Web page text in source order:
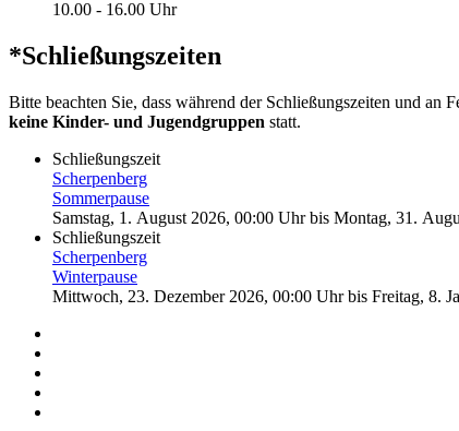
10.00 - 16.00 Uhr
*Schließungszeiten
Bitte beachten Sie, dass während der Schließungszeiten und an
keine Kinder- und Jugendgruppen statt.
Schließungszeit
Scherpenberg
Sommerpause
Samstag, 1. August 2026, 00:00 Uhrbis Montag, 31.
Schließungszeit
Scherpenberg
Winterpause
Mittwoch, 23. Dezember 2026, 00:00 Uhrbis Freitag, 8.